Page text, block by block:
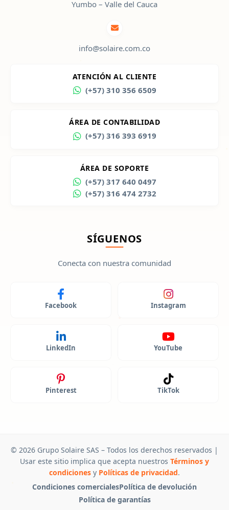
Yumbo – Valle del Cauca
info@solaire.com.co
ATENCIÓN AL CLIENTE
(+57) 310 356 6509
ÁREA DE CONTABILIDAD
(+57) 316 393 6919
ÁREA DE SOPORTE
(+57) 317 640 0497
(+57) 316 474 2732
SÍGUENOS
Conecta con nuestra comunidad
Facebook Instagram
LinkedIn YouTube
Pinterest TikTok
© 2026 Grupo Solaire SAS – Todos los derechos reservados |
Usar este sitio implica que acepta nuestros Términos y
condiciones y Políticas de privacidad.
Condiciones comercialesPolítica de devolución
Política de garantías